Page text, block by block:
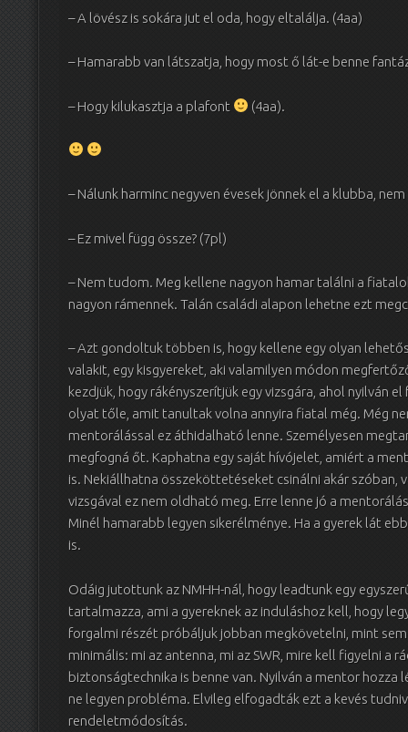
– A lövész is sokára jut el oda, hogy eltalálja. (4aa)
– Hamarabb van látszatja, hogy most ő lát-e benne
– Hogy kilukasztja a plafont (4aa).
– Nálunk harminc negyven évesek jönnek el a klubba,
– Ez mivel függ össze? (7pl)
– Nem tudom. Meg kellene nagyon hamar találni a
nagyon rámennek. Talán családi alapon lehetne ezt
– Azt gondoltuk többen is, hogy kellene egy olyan
valakit, egy kisgyereket, aki valamilyen módon
kezdjük, hogy rákényszerítjük egy vizsgára, ahol nyilván
olyat tőle, amit tanultak volna annyira fiatal még. Még
mentorálással ez áthidalható lenne. Személyesen
megfogná őt. Kaphatna egy saját hívójelet, amiért a
is. Nekiállhatna összeköttetéseket csinálni akár szóban,
vizsgával ez nem oldható meg. Erre lenne jó a
Minél hamarabb legyen sikerélménye. Ha a gyerek lát
is.
Odáig jutottunk az NMHH-nál, hogy leadtunk egy
tartalmazza, ami a gyereknek az induláshoz kell, hogy
forgalmi részét próbáljuk jobban megkövetelni, mint
minimális: mi az antenna, mi az SWR, mire kell figyelni a
biztonságtechnika is benne van. Nyilván a mentor
ne legyen probléma. Elvileg elfogadták ezt a kevés
rendeletmódosítás.